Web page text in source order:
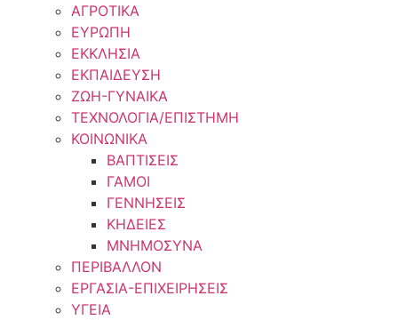
ΑΓΡΟΤΙΚΑ
ΕΥΡΩΠΗ
ΕΚΚΛΗΣΙΑ
ΕΚΠΑΙΔΕΥΣΗ
ΖΩΗ-ΓΥΝΑΙΚΑ
ΤΕΧΝΟΛΟΓΙΑ/ΕΠΙΣΤΗΜΗ
ΚΟΙΝΩΝΙΚΑ
ΒΑΠΤΙΣΕΙΣ
ΓΑΜΟΙ
ΓΕΝΝΗΣΕΙΣ
ΚΗΔΕΙΕΣ
ΜΝΗΜΟΣΥΝΑ
ΠΕΡΙΒΑΛΛΟΝ
ΕΡΓΑΣΙΑ-ΕΠΙΧΕΙΡΗΣΕΙΣ
ΥΓΕΙΑ